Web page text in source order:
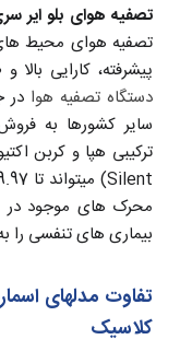
تصفیه هوای بلو ایر
تصفیه هوای محیط
پیشرفته، کارایی
دستگاه تصفیه هوا در
سایر کشورها به
محرک های موجود در
بیماری های تنفسی را
کلاسیک